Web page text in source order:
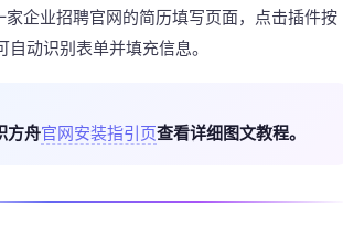
家企业招聘官网的简历填写页面，点击插件按
自动识别表单并填充信息。
方舟官网安装指引页查看详细图文教程。